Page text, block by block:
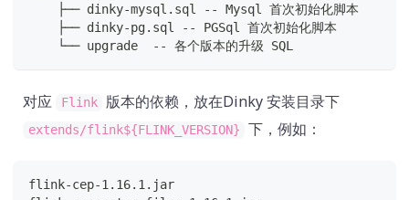
    ├── dinky-mysql.sql -- Mysql 首次初始化脚本
    ├── dinky-pg.sql -- PGSql 首次初始化脚本
    └── upgrade  -- 各个版本的升级 SQL
对应 Flink 版本的依赖，放在Dinky 安装目录下
extends/flink${FLINK_VERSION} 下，例如：
flink-cep-1.16.1.jar